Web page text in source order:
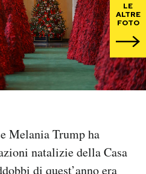
LE
ALTRE
FOTO
Melania Trump ha
natalizie della Casa
di quest’anno era